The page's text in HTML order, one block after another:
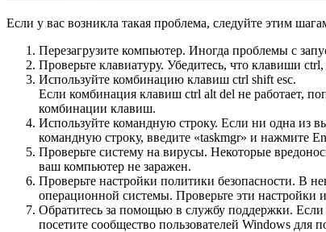
Если у вас возникла такая проблема, следуйте этим
Перезагрузите компьютер. Иногда проблемы с
Проверьте клавиатуру. Убедитесь, что клавиши
Используйте комбинацию клавиш ctrl shift esc.
Если комбинация клавиш ctrl alt del не работает,
комбинации клавиш.
Используйте командную строку. Если ни одна из
командную строку, введите «taskmgr» и нажмите
Проверьте систему на вирусы. Некоторые
ваш компьютер не заражен.
Проверьте настройки политики безопасности. В
операционной системы. Проверьте эти настройки
Обратитесь за помощью в службу поддержки.
посетите сообщество пользователей Windows для